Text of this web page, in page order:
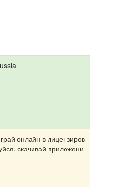
онлайн в лицензиров
скачивай приложени